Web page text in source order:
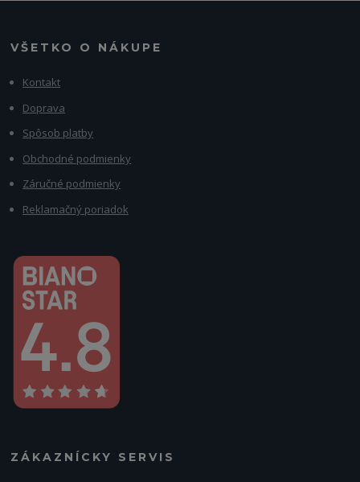
VŠETKO O NÁKUPE
Kontakt
Doprava
Spôsob platby
Obchodné podmienky
Záručné podmienky
Reklamačný poriadok
ZÁKAZNÍCKY SERVIS